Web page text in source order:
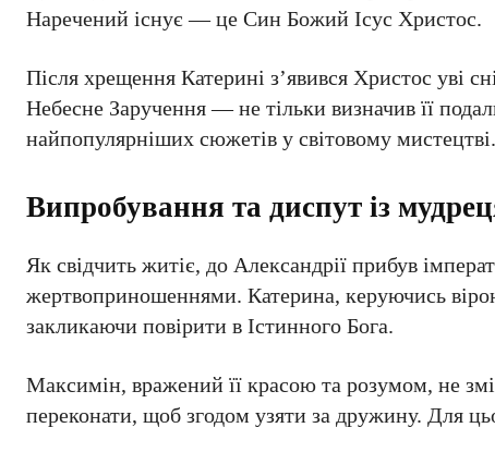
Наречений існує — це Син Божий Ісус Христос.
Після хрещення Катерині з’явився Христос уві
Небесне Заручення — не тільки визначив її
найпопулярніших сюжетів у світовому мистецтві.
Випробування та диспут із
Як свідчить житіє, до Александрії прибув
жертвоприношеннями. Катерина, керуючись
закликаючи повірити в Істинного Бога.
Максимін, вражений її красою та розумом, не
переконати, щоб згодом узяти за дружину. Для